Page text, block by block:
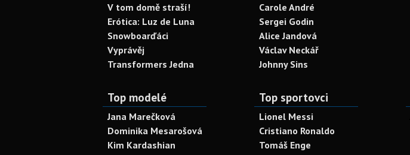
V tom domě straší!
Erótica: Luz de Luna
Snowboarďáci
Vyprávěj
Transformers Jedna
Carole André
Sergei Godin
Alice Jandová
Václav Neckář
Johnny Sins
Top modelé
Jana Marečková
Dominika Mesarošová
Kim Kardashian
Top sportovci
Lionel Messi
Cristiano Ronaldo
Tomáš Enge